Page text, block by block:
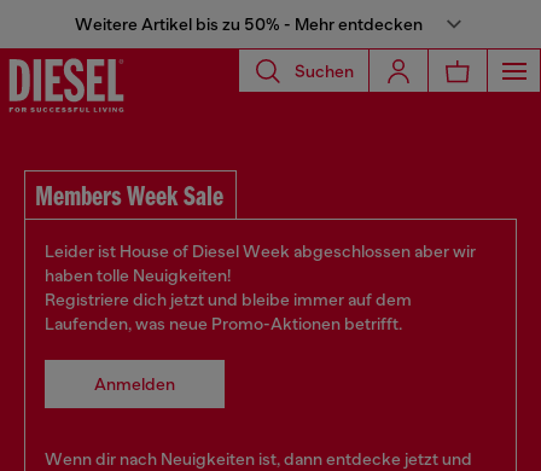
Weitere Artikel bis zu 50% - Mehr entdecken
Suchen
Members Week Sale
Leider ist House of Diesel Week abgeschlossen aber wir
haben tolle Neuigkeiten!
Registriere dich jetzt und bleibe immer auf dem
Laufenden, was neue Promo-Aktionen betrifft.
Anmelden
Wenn dir nach Neuigkeiten ist, dann entdecke jetzt und